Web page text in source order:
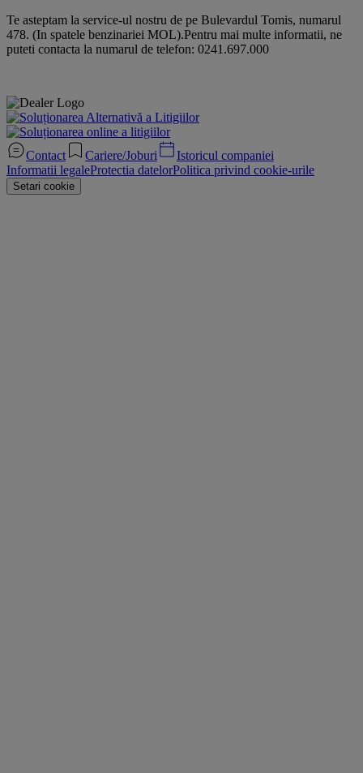
Te asteptam la service-ul nostru de pe Bulevardul Tomis, numarul
478. (In spatele benzinariei MOL).Pentru mai multe informatii, ne
puteti contacta la numarul de telefon: 0241.697.000
Contact Cariere/Joburi
Istoricul companiei
Informatii legaleProtectia datelorPolitica privind cookie-urile
Setari cookie